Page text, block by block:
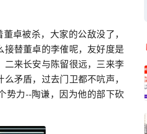
卓被杀，大家的公敌没了，
替董卓的李傕呢，友好度是
来长安与陈留很远，三来李
矛盾，过去门卫都不吭声，
势力--陶谦，因为他的部下砍